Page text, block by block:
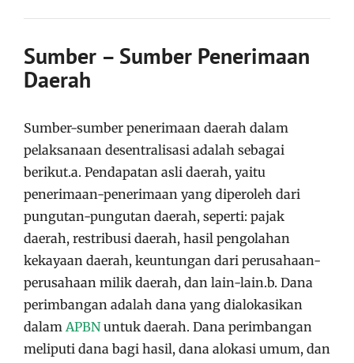
Sumber – Sumber Penerimaan
Daerah
Sumber-sumber penerimaan daerah dalam
pelaksanaan desentralisasi adalah sebagai
berikut.a. Pendapatan asli daerah, yaitu
penerimaan-penerimaan yang diperoleh dari
pungutan-pungutan daerah, seperti: pajak
daerah, restribusi daerah, hasil pengolahan
kekayaan daerah, keuntungan dari perusahaan-
perusahaan milik daerah, dan lain-lain.b. Dana
perimbangan adalah dana yang dialokasikan
dalam APBNuntuk daerah. Dana perimbangan
meliputi dana bagi hasil, dana alokasi umum, dan